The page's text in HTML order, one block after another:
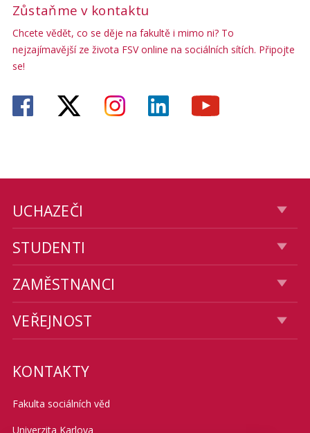
Zůstaňme v kontaktu
Chcete vědět, co se děje na fakultě i mimo ni? To
nejzajímavější ze života FSV online na sociálních sítích. Připojte
se!
UCHAZEČI
STUDENTI
ZAMĚSTNANCI
VEŘEJNOST
KONTAKTY
Fakulta sociálních věd
Univerzita Karlova